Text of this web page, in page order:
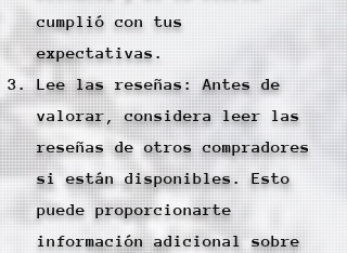
cumplió con tus
expectativas.
Lee las reseñas: Antes de
valorar, considera leer las
reseñas de otros compradores
si están disponibles. Esto
puede proporcionarte
información adicional sobre